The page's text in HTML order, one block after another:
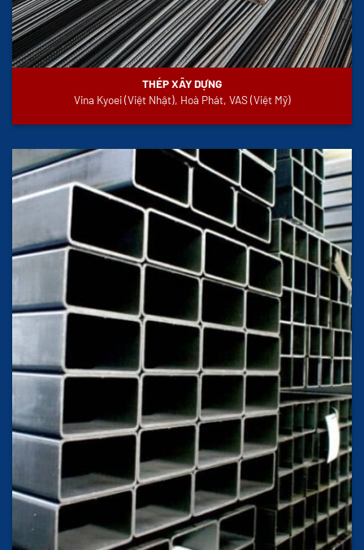
THÉP XÂY DỰNG
Vina Kyoei (Việt Nhật), Hoà Phát, VAS (Việt Mỹ)